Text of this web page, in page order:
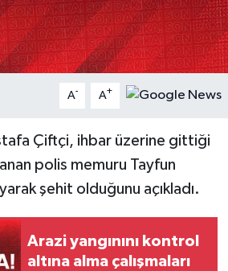
A- A+
Çiftçi, ihbar üzerine gittiği
polis memuru Tayfun
şehit olduğunu açıkladı.
Arazi yangınını kontrol
altına alma çalışmaları